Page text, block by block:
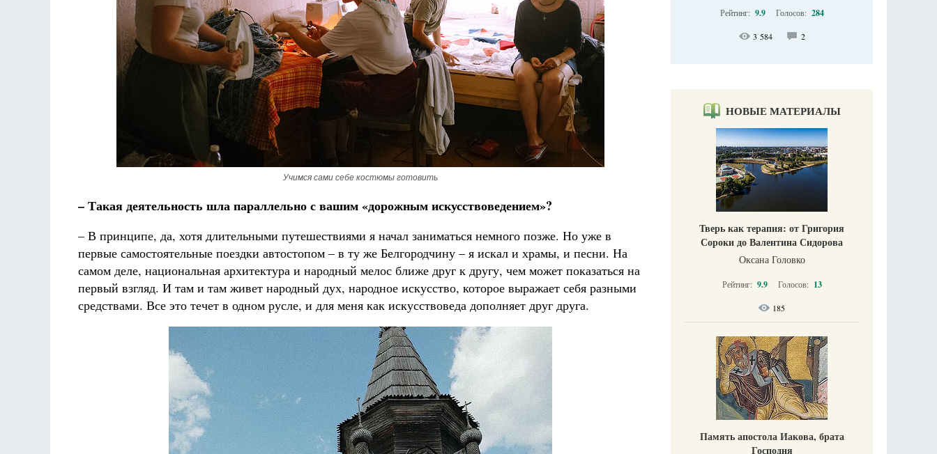
Учимся сами себе костюмы готовить
– Такая деятельность шла параллельно с вашим «дорожным искусствоведением»?
– В принципе, да, хотя длительными путешествиями я начал заниматься немного позже. Но уже в
первые самостоятельные поездки автостопом – в ту же Белгородчину – я искал и храмы, и песни. На
самом деле, национальная архитектура и народный мелос ближе друг к другу, чем может показаться на
первый взгляд. И там и там живет народный дух, народное искусство, которое выражает себя разными
средствами. Все это течет в одном русле, и для меня как искусствоведа дополняет друг друга.
Рейтинг: 9.9 Голосов: 284
3 584 2
НОВЫЕ МАТЕРИАЛЫ
Тверь как терапия: от Григория
Сороки до Валентина Сидорова
Оксана Головко
Рейтинг: 9.9 Голосов: 13
185
Память апостола Иакова, брата
Господня